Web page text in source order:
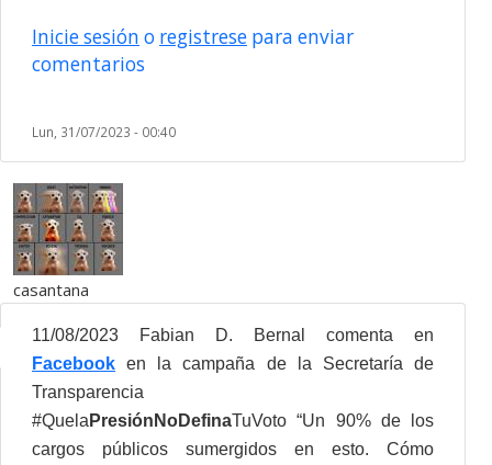
Inicie sesión o registrese para enviar
comentarios
Lun, 31/07/2023 - 00:40
casantana
11/08/2023
Fabian D. Bernal comenta en
Facebook en la campaña de la Secretaría de
Transparencia
#Quela PresiónNoDefinaTuVoto“Un 90% de los
cargos públicos sumergidos en esto. Cómo